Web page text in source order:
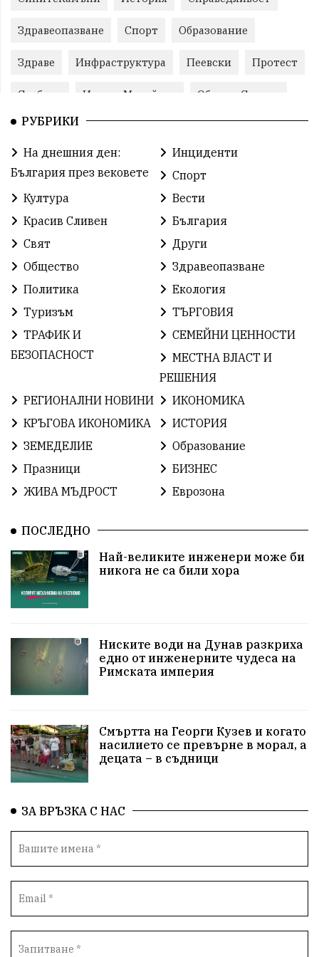
Здравеопазване Спорт Образование
Здраве Инфраструктура Пеевски Протест
Свобода ИвелинМихайлов ОбщинаСливен
Карандила
РадостинВасилев ЛекаАтлетика МЕЧ
ХристоИлиев БългарскоЗемеделие
КироБрейка БългарскиСпорт София
земеделие
ИсторияНаБългария Иновации САЩ
БългарскаГордост Археология Твърдица
ОбщинаСливен Легенда Право
Хасково ВиКСливен
Правосъдие СелинКларънс България2025
ПътнаБезопасност
ПетърПетров Деца Обединение
Технологии
ПравоваДържава Варна Родителство
Сигурност Разследване Великобритания
ОколнаСреда Надежда Еврофондове
СоциалнаПолитика Корупция
Космос ВоднаКриза Вода Мир
Безопастност Катастрофа демокрация
БъдещевБългария
Медицина Пожари КултурноНаследство
РУБРИКИ
На днешния ден:
България през вековете
Инциденти
Спорт
Култура
Вести
Красив Сливен
България
Свят
Други
Общество
Здравеопазване
Политика
Екология
Туризъм
ТЪРГОВИЯ
ТРАФИК И
БЕЗОПАСНОСТ
СЕМЕЙНИ ЦЕННОСТИ
МЕСТНА ВЛАСТ И
РЕШЕНИЯ
РЕГИОНАЛНИ НОВИНИ
ИКОНОМИКА
КРЪГОВА ИКОНОМИКА
ИСТОРИЯ
ЗЕМЕДЕЛИЕ
Образование
Празници
БИЗНЕС
ЖИВА МЪДРОСТ
Еврозона
ПОСЛЕДНО
Най-великите инженери може би
никога не са били хора
Ниските води на Дунав разкриха
едно от инженерните чудеса на
Римската империя
Смъртта на Георги Кузев и когато
насилието се превърне в морал, а
децата – в съдници
ЗА ВРЪЗКА С НАС